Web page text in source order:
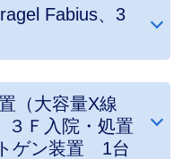
Fabius、3
（大容量X線
３Ｆ入院・処置
ゲン装置 1台